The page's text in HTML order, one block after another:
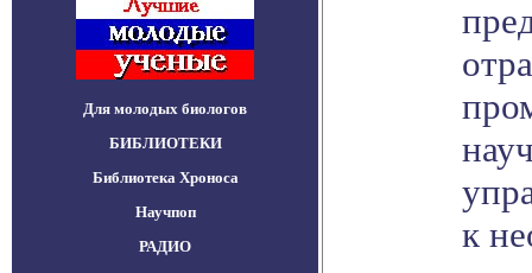
Для молодых биологов
БИБЛИОТЕКИ
Библиотека Хроноса
Научпоп
РАДИО
к